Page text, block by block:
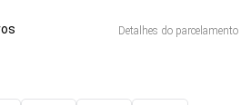
Detalhes do parcelamento